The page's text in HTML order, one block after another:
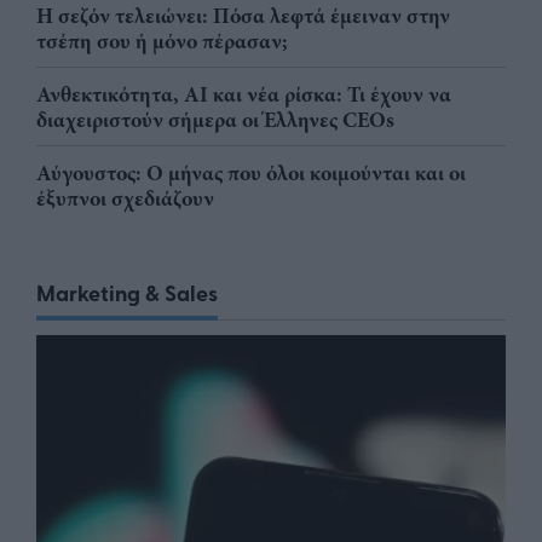
Η σεζόν τελειώνει: Πόσα λεφτά έμειναν στην
τσέπη σου ή μόνο πέρασαν;
Ανθεκτικότητα, AI και νέα ρίσκα: Τι έχουν να
διαχειριστούν σήμερα οι Έλληνες CEOs
Αύγουστος: Ο μήνας που όλοι κοιμούνται και οι
έξυπνοι σχεδιάζουν
Marketing & Sales